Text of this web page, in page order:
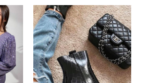
Ce
produit
a
plusieurs
variations.
Les
options